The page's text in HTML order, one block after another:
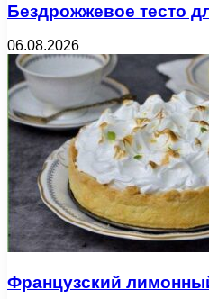
Бездрожжевое тесто
06.08.2026
Французский